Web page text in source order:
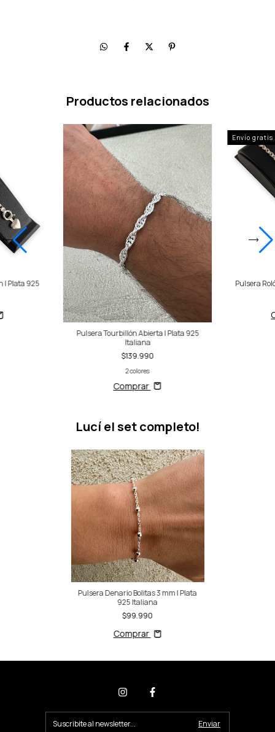
Productos relacionados
| Plata 925
Pulsera Tourbillón Abierta | Plata 925
Italiana
$139.990
2 colores
Comprar
Envío gratis
Pulsera
Lucí el set completo!
Pulsera Denario Bolitas 3 mm | Plata
925 Italiana
$99.990
Comprar